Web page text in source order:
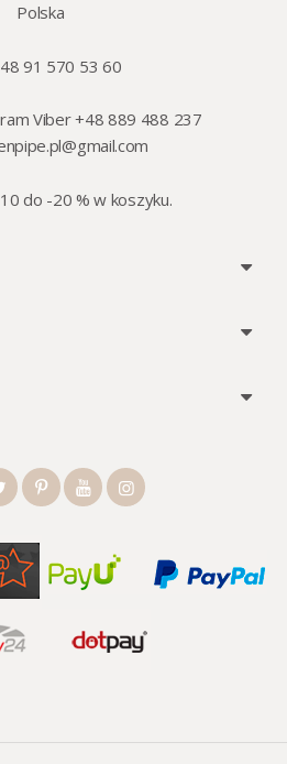
Polska
91 570 53 60
Viber +48 889 488 237
do -20 % w koszyku.